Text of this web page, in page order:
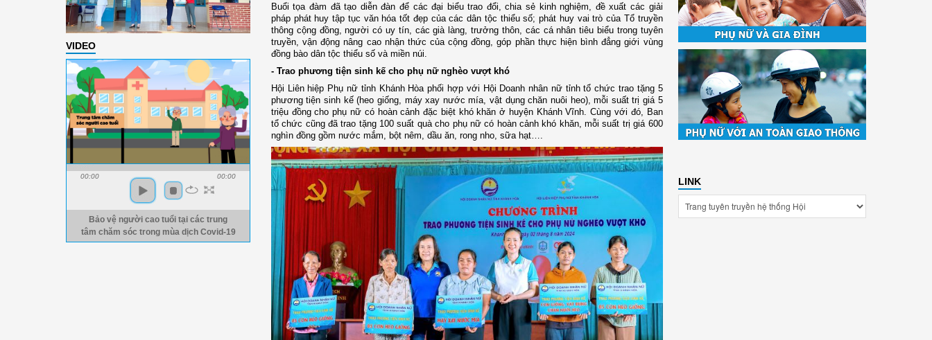
VIDEO
00:00 00:00
Bảo vệ người cao tuổi tại các trung
tâm chăm sóc trong mùa dịch Covid-19
Buổi tọa đàm đã tạo diễn đàn để các đại biểu trao đổi, chia sẻ kinh nghiệm, đề xuất các giải
pháp phát huy tập tục văn hóa tốt đẹp của các dân tộc thiểu số; phát huy vai trò của Tổ truyền
thông cộng đồng, người có uy tín, các già làng, trưởng thôn, các cá nhân tiêu biểu trong tuyên
truyền, vận động nâng cao nhận thức của cộng đồng, góp phần thực hiện bình đẳng giới vùng
đồng bào dân tộc thiểu số và miền núi.
- Trao phương tiện sinh kế cho phụ nữ nghèo vượt khó
Hội Liên hiệp Phụ nữ tỉnh Khánh Hòa phối hợp với Hội Doanh nhân nữ tỉnh tổ chức trao tặng 5
phương tiện sinh kế (heo giống, máy xay nước mía, vật dụng chăn nuôi heo), mỗi suất trị giá 5
triệu đồng cho phụ nữ có hoàn cảnh đặc biệt khó khăn ở huyện Khánh Vĩnh. Cùng với đó, Ban
tổ chức cũng đã trao tặng 100 suất quà cho phụ nữ có hoàn cảnh khó khăn, mỗi suất trị giá 600
nghìn đồng gồm nước mắm, bột nêm, dầu ăn, rong nho, sữa hạt….
LINK